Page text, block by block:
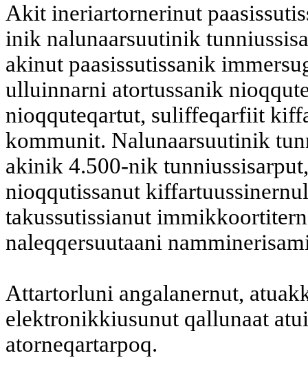
Akit ineriartornerinut
inik nalunaarsuutinik
akinut paasissutissanik
ulluinnarni atortussanik
nioqquteqartut, suliffeqarfiit
kommunit. Nalunaarsuutinik
akinik 4.500-nik
nioqqutissanut
takussutissianut
naleqqersuutaani
Attartorluni angalanernut,
elektronikkiusunut qallunaat
atorneqartarpoq.